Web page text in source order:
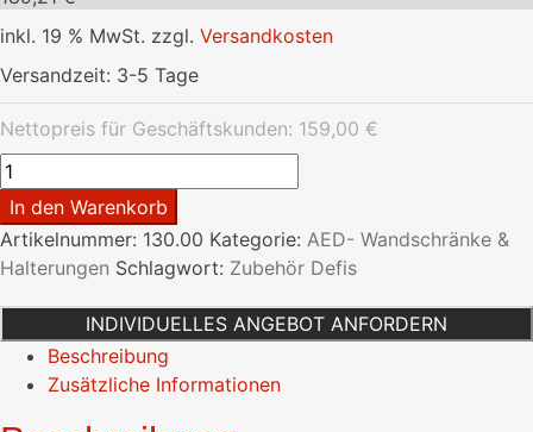
inkl. 19 % MwSt. zzgl. Versandkosten
Versandzeit: 3-5 Tage
Nettopreis für Geschäftskunden: 159,00 €
DefiSign
/
AIVIA
IN
Wandkasten
Menge
In den Warenkorb
Artikelnummer: 130.00 Kategorie: AED- Wandschränke &
Halterungen Schlagwort: Zubehör Defis
INDIVIDUELLES ANGEBOT ANFORDERN
Beschreibung
Zusätzliche Informationen